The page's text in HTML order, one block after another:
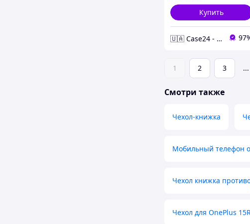
Купить
🇺🇦 Case24 - чохли та аксесуари для смартфонів та планшетів
1 2 3 ...
Смотри также
Чехол-книжка
Мобильный телефон
Чехол книжка
Чехол для OnePlus